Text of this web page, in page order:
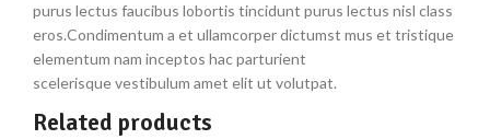
purus lectus faucibus lobortis tincidunt purus lectus nisl class
eros.Condimentum a et ullamcorper dictumst mus et tristique
elementum nam inceptos hac parturient
scelerisque vestibulum amet elit ut volutpat.
Related products